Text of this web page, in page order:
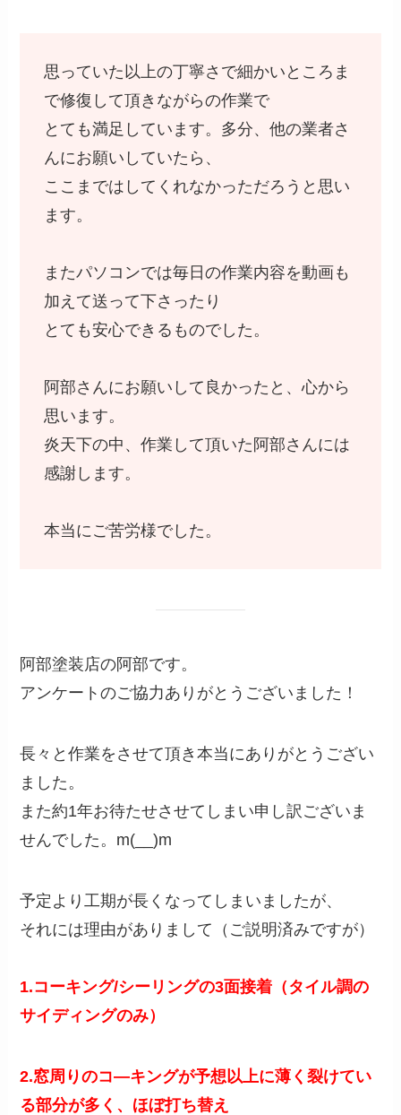
思っていた以上の丁寧さで細かいところま
で修復して頂きながらの作業で
とても満足しています。多分、他の業者さ
んにお願いしていたら、
ここまではしてくれなかっただろうと思い
ます。
またパソコンでは毎日の作業内容を動画も
加えて送って下さったり
とても安心できるものでした。
阿部さんにお願いして良かったと、心から
思います。
炎天下の中、作業して頂いた阿部さんには
感謝します。
本当にご苦労様でした。
阿部塗装店の阿部です。
アンケートのご協力ありがとうございました！
長々と作業をさせて頂き本当にありがとうござい
ました。
また約1年お待たせさせてしまい申し訳ございま
せんでした。m(__)m
予定より工期が長くなってしまいましたが、
それには理由がありまして（ご説明済みですが）
1.コーキング/シーリングの3面接着（タイル調の
サイディングのみ）
2.窓周りのコ―キングが予想以上に薄く裂けてい
る部分が多く、 ほぼ打ち替え